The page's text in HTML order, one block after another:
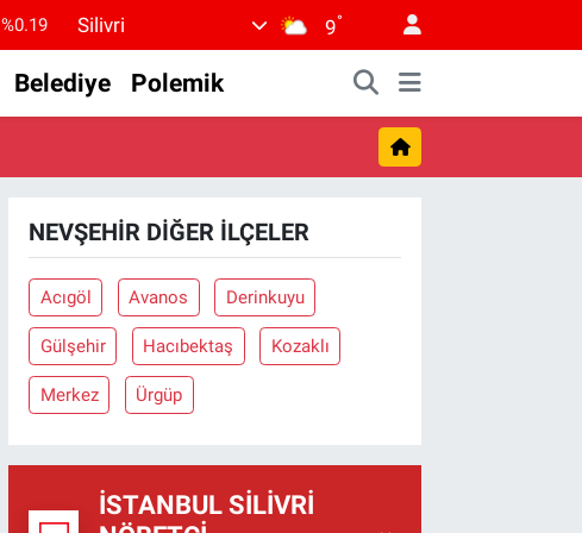
%0.19
%0.18
%0.02
Silivri 9°
Belediye Polemik
NEVŞEHIR DIĞER İLÇELER
Acıgöl Avanos Derinkuyu
Gülşehir Hacıbektaş Kozaklı
Merkez Ürgüp
İSTANBUL SILIVRI